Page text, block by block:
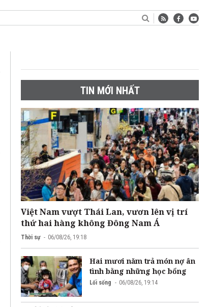
TIN MỚI NHẤT
Việt Nam vượt Thái Lan, vươn lên vị trí
thứ hai hàng không Đông Nam Á
Thời sự 06/08/26, 19:18
Hai mươi năm trả món nợ ân
tình bằng những học bổng
Lối sống 06/08/26, 19:14